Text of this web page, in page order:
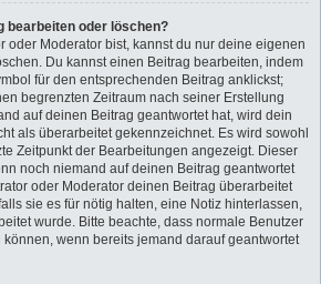
bearbeiten oder löschen?
oder Moderator bist, kannst du nur deine eigenen
Du kannst einen Beitrag bearbeiten, indem
für den entsprechenden Beitrag anklickst;
begrenzten Zeitraum nach seiner Erstellung
auf deinen Beitrag geantwortet hat, wird dein
als überarbeitet gekennzeichnet. Es wird sowohl
Zeitpunkt der Bearbeitungen angezeigt. Dieser
noch niemand auf deinen Beitrag geantwortet
oder Moderator deinen Beitrag überarbeitet
sie es für nötig halten, eine Notiz hinterlassen,
wurde. Bitte beachte, dass normale Benutzer
wenn bereits jemand darauf geantwortet